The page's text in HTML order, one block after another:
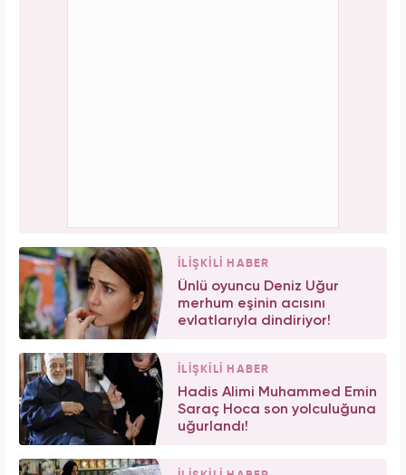
İLİŞKİLİ HABER
Ünlü oyuncu Deniz Uğur
merhum eşinin acısını
evlatlarıyla dindiriyor!
İLİŞKİLİ HABER
Hadis Alimi Muhammed Emin
Saraç Hoca son yolculuğuna
uğurlandı!